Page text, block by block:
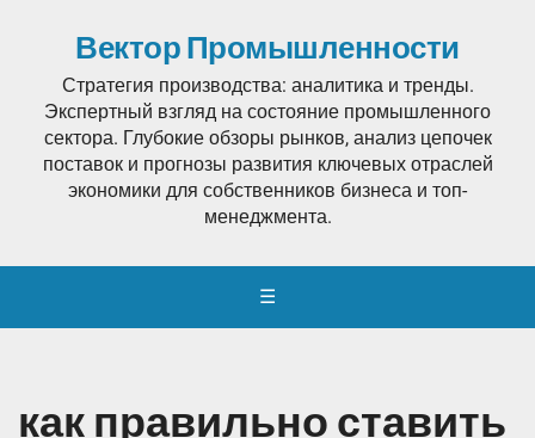
Вектор Промышленности
Стратегия производства: аналитика и тренды.
Экспертный взгляд на состояние промышленного
сектора. Глубокие обзоры рынков, анализ цепочек
поставок и прогнозы развития ключевых отраслей
экономики для собственников бизнеса и топ-
менеджмента.
☰
как правильно ставить